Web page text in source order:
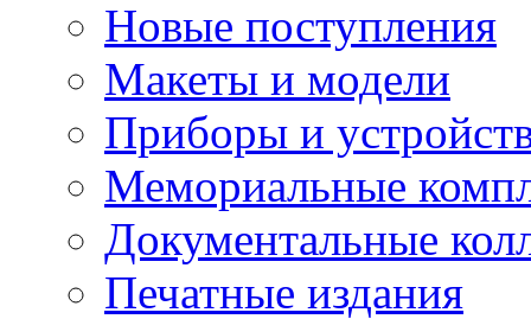
Новые поступления
Макеты и модели
Приборы и
Мемориальные
Документальные
Печатные издания